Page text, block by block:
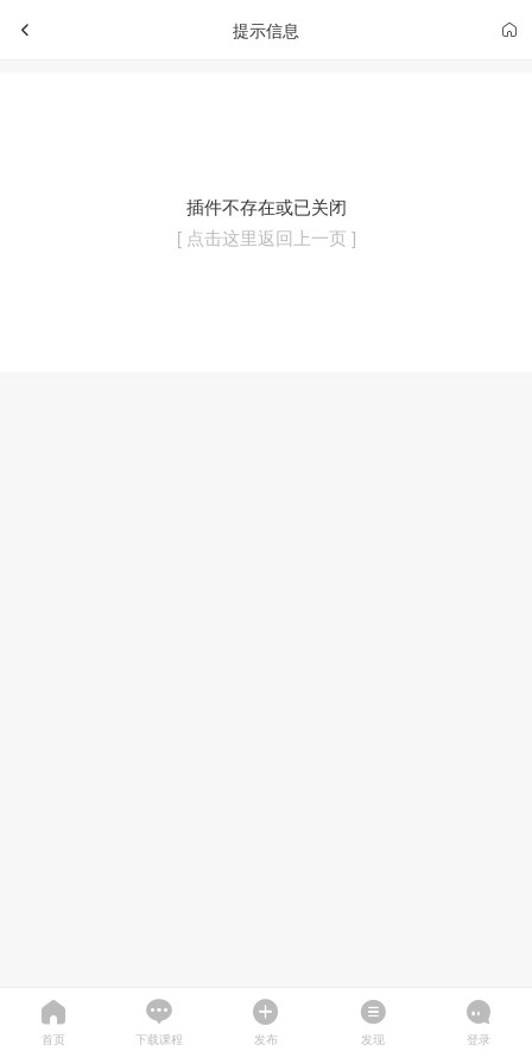
提示信息
插件不存在或已关闭
[ 点击这里返回上一页 ]
首页 下载课程 发布 发现 登录